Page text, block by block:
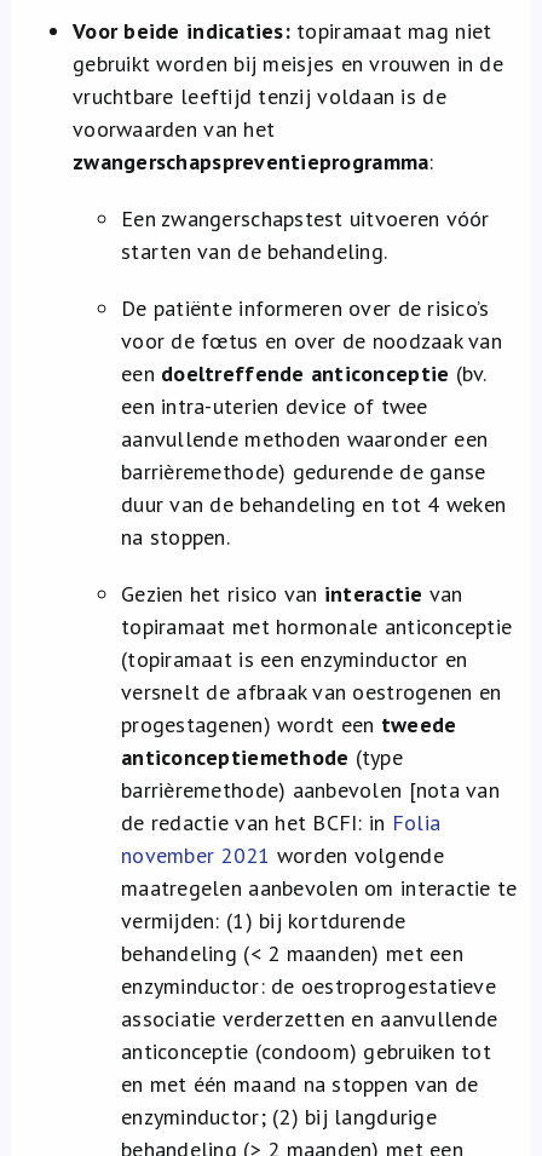
Voor beide indicaties:topiramaat mag niet
gebruikt worden bij meisjes en vrouwen in de
vruchtbare leeftijd tenzij voldaan is de
voorwaarden van het
zwangerschapspreventieprogramma:
Een zwangerschapstest uitvoeren vóór
starten van de behandeling.
De patiënte informeren over de risico’s
voor de fœtus en over de noodzaak van
een doeltreffende anticonceptie (bv.
een intra-uterien device of twee
aanvullende methoden waaronder een
barrièremethode) gedurende de ganse
duur van de behandeling en tot 4 weken
na stoppen.
Gezien het risico van interactie van
topiramaat met hormonale anticonceptie
(topiramaat is een enzyminductor en
versnelt de afbraak van oestrogenen en
progestagenen) wordt een tweede
anticonceptiemethode (type
barrièremethode) aanbevolen [nota van
de redactie van het BCFI: in Folia
november 2021 worden volgende
maatregelen aanbevolen om interactie te
vermijden: (1) bij kortdurende
behandeling (< 2 maanden) met een
enzyminductor: de oestroprogestatieve
associatie verderzetten en aanvullende
anticonceptie (condoom) gebruiken tot
en met één maand na stoppen van de
enzyminductor; (2) bij langdurige
behandeling (> 2 maanden) met een